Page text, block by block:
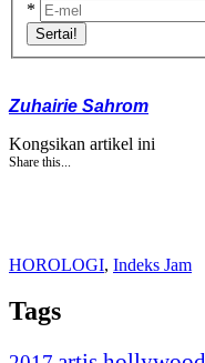
*
Sertai!
Zuhairie Sahrom
Kongsikan artikel ini
Share this...
HOROLOGI, Indeks Jam
Tags